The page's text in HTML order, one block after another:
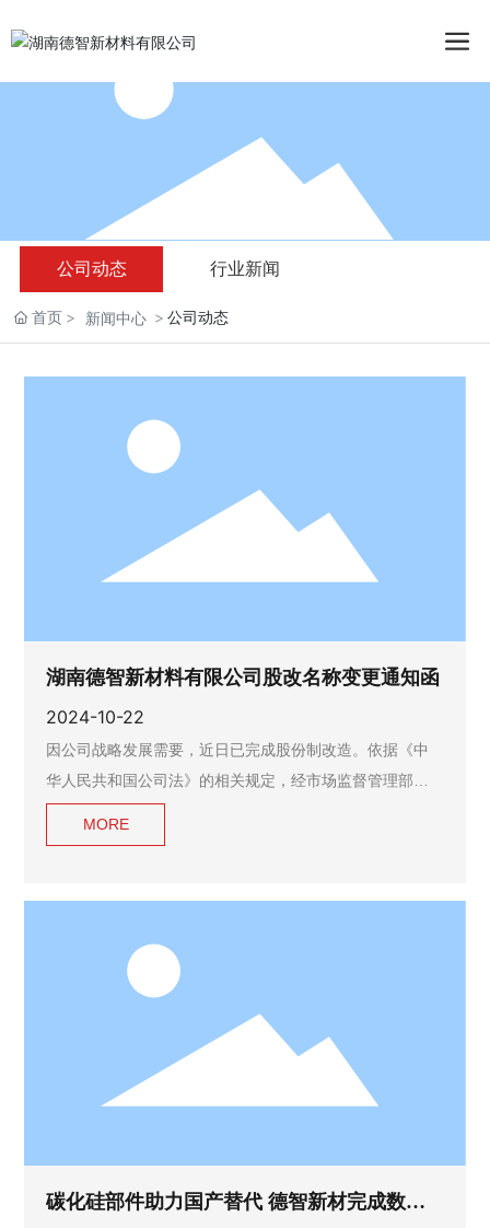
公司动态 行业新闻
首页 新闻中心 公司动态
湖南德智新材料有限公司股改名称变更通知函
2024-10-22
因公司战略发展需要，近日已完成股份制改造。依据《中
华人民共和国公司法》的相关规定，经市场监督管理部门
批准，现我公司名称“湖南德智新材料有限公司”变更为“湖
南德智新材料股份有限公司”。
MORE
碳化硅部件助力国产替代 德智新材完成数亿